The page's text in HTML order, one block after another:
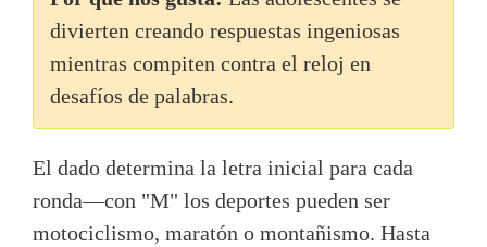
divierten creando respuestas ingeniosas
mientras compiten contra el reloj en
desafíos de palabras.
El dado determina la letra inicial para cada
ronda—con "M" los deportes pueden ser
motociclismo, maratón o montañismo. Hasta